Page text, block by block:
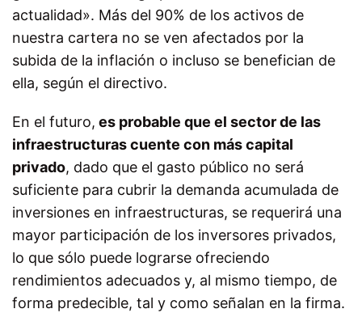
actualidad». Más del 90% de los activos de
nuestra cartera no se ven afectados por la
subida de la inflación o incluso se benefician de
ella, según el directivo.
En el futuro, es probable que el sector de las
infraestructuras cuente con más capital
privado, dado que el gasto público no será
suficiente para cubrir la demanda acumulada de
inversiones en infraestructuras, se requerirá una
mayor participación de los inversores privados,
lo que sólo puede lograrse ofreciendo
rendimientos adecuados y, al mismo tiempo, de
forma predecible, tal y como señalan en la firma.